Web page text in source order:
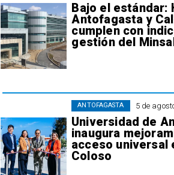
Bajo el estándar:
Antofagasta y
cumplen con
gestión del Minsal
5 de
Universidad de
inaugura
acceso universal
Coloso
ANTOFAGASTA